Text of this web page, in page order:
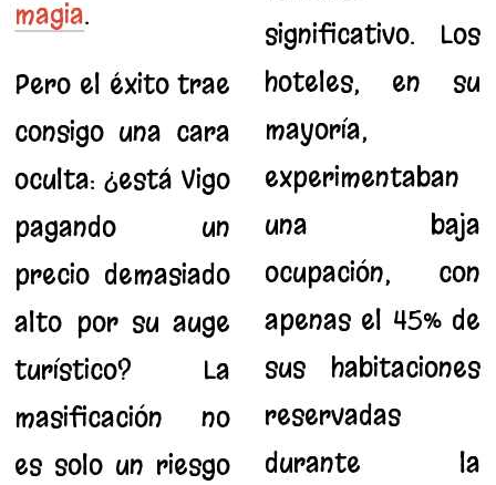
magia.
Pero el éxito trae
consigo una cara
oculta: ¿está Vigo
pagando un
precio demasiado
alto por su auge
turístico? La
masificación no
es solo un riesgo
significativo. Los
hoteles, en su
mayoría,
experimentaban
una baja
ocupación, con
apenas el 45% de
sus habitaciones
reservadas
durante la